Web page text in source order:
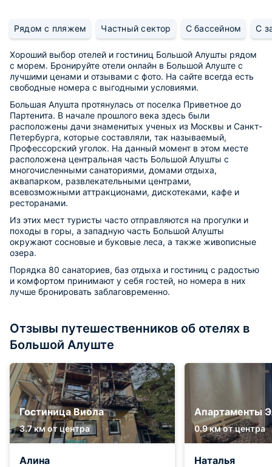
Рядом с пляжем Частный сектор С бассейном С
Хороший выбор отелей и гостиниц Большой Алушты рядом
с морем. Бронируйте отели онлайн в Большой Алуште с
лучшими ценами и отзывами с фото. На сайте всегда есть
свободные номера с выгодными условиями.
Большая Алушта протянулась от поселка Приветное до
Партенита. В начале прошлого века здесь были
расположены дачи знаменитых ученых из Москвы и Санкт-
Петербурга, которые составляли, так называемый,
Профессорский уголок. На данный момент в этом месте
расположена центральная часть Большой Алушты с
многочисленными санаториями, домами отдыха,
аквапарком, развлекательными центрами,
всевозможными аттракционами, дискотеками, кафе и
ресторанами.
Из этих мест туристы часто отправляются на прогулки и
походы в горы, а западную часть Большой Алушты
окружают сосновые и буковые леса, а также живописные
озера.
Порядка 80 санаториев, баз отдыха и гостиниц с радостью
и комфортом принимают у себя гостей, но номера в них
лучше бронировать заблаговременно.
Отзывы путешественников об отелях в
Большой Алуште
Гостиница Виола
3.7 км от центра
Алина
Апартаменты
0.9 км от центра
Наталья